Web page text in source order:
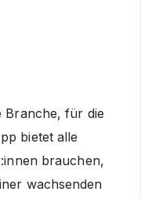
Branche, für die
bietet alle
brauchen,
wachsenden